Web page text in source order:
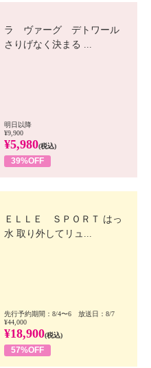
ラ ヴァーグ デトワール
さりげなく決まる ...
明日以降
¥9,900
¥5,980(税込)
39%OFF
ＥＬＬＥ ＳＰＯＲＴ はっ
水 取り外してリュ...
先行予約期間：8/4〜6 放送日：8/7
¥44,000
¥18,900(税込)
57%OFF